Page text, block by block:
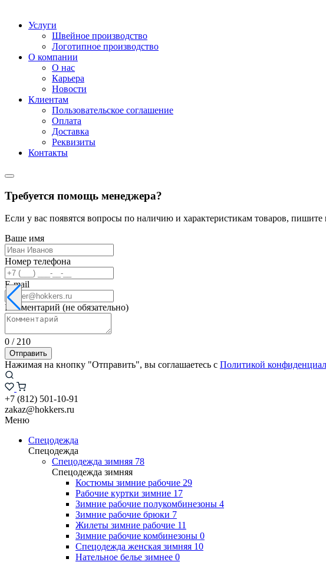
Услуги
Швейное производство
Логотипное производство
О компании
О нас
Карьера
Новости
Клиентам
Пользовательское соглашение
Оплата
Доставка
Реквизиты
Контакты
Требуется помощь менеджера?
Если у вас появятся вопросы по наличию и характеристикам товаров,
Ваше имя
Номер телефона
E-mail
Комментарий (не обязательно)
0 /210
Отправить
Нажимая на кнопку "Отправить", вы соглашаетесь с Политикой
+7 (812) 501-10-91
zakaz@hokkers.ru
Меню
Спецодежда
Спецодежда
Спецодежда зимняя 78
Спецодежда зимняя
Костюмы зимние рабочие 29
Рабочие куртки зимние 17
Зимние рабочие полукомбинезоны 4
Зимние рабочие брюки 7
Жилеты зимние рабочие 11
Зимние рабочие комбинезоны 0
Спецодежда женская зимняя 10
Нательное белье зимнее 0